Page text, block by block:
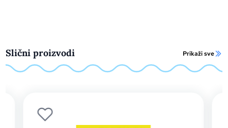
Slični proizvodi Prikaži sve